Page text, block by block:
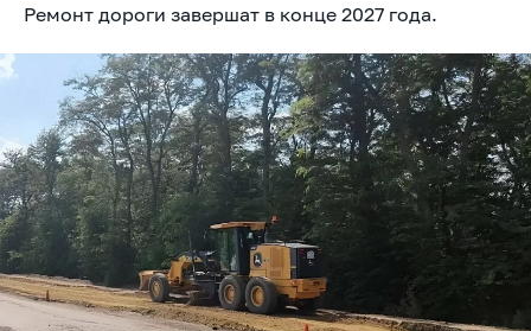
Ремонт дороги завершат в конце 2027 года.